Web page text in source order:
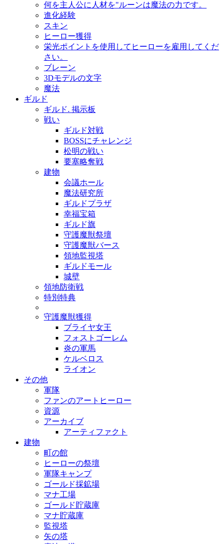
何を主人公に人材を"ルーンは魔法の力です。
進化経験
スキン
ヒーロー獲得
栄光ポイントを使用してヒーローを雇用してくだ
さい。
ブレーン
3Dモデルの文字
魔法
ギルド
ギルド. 掲示板
戦い
ギルド対戦
BOSSにチャレンジ
松明の戦い
要塞略奪戦
建物
会議ホール
魔法研究所
ギルドプラザ
幸福宝箱
ギルド旗
守護魔獣祭壇
守護魔獣バース
領地監視塔
ギルドモール
城壁
領地防衛戦
特別特典
守護魔獣獲得
ブライヤ女王
フォストゴーレム
炎の軍馬
ケルベロス
ライオン
その他
軍隊
ファンのアートヒーロー
資源
アーカイブ
アーティファクト
建物
町の館
ヒーローの祭壇
軍隊キャンプ
ゴールド採鉱場
マナ工場
ゴールド貯蔵庫
マナ貯蔵庫
監視塔
矢の塔